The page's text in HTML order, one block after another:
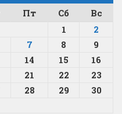
Пт Сб
Вс
1
2
7 8
9
14 15
16
21 22
23
28 29
30